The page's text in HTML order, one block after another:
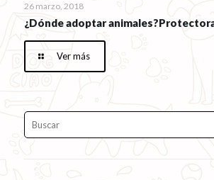
26 marzo, 2018
¿Dónde adoptar
Ver más